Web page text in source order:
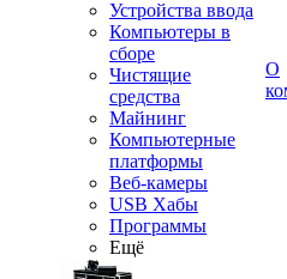
Устройства ввода
Компьютеры в
сборе
Чистящие
средства
Майнинг
Компьютерные
платформы
Веб-камеры
USB Хабы
Программы
Ещё
О